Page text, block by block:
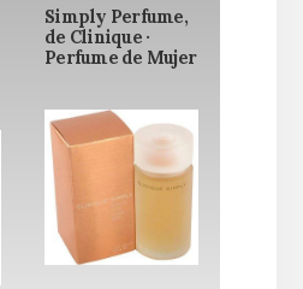
Simply Perfume,
de Clinique ·
Perfume de Mujer